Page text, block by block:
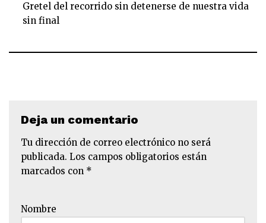
Gretel del recorrido sin detenerse de nuestra vida
sin final
Deja un comentario
Tu dirección de correo electrónico no será
publicada. Los campos obligatorios están
marcados con *
Nombre